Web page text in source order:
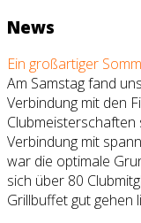
News
Ein großartiger
Am Samstag fand
Verbindung mit den
Clubmeisterschaften
Verbindung mit
war die optimale
sich über 80
Grillbuffet gut gehen